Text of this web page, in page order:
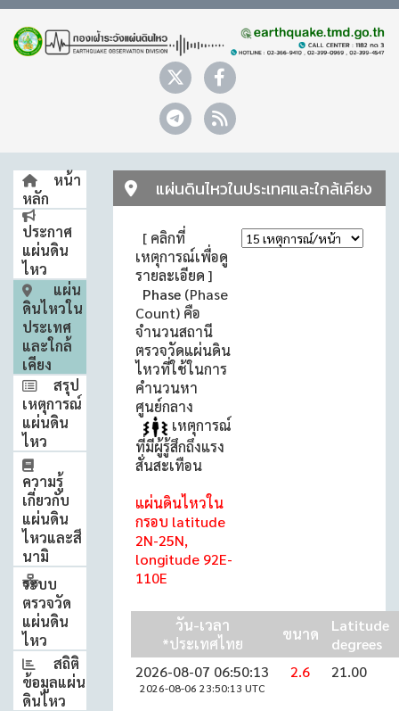
หน้า
หลัก
ประกาศ
แผ่นดิน
ไหว
แผ่น
ดินไหวใน
ประเทศ
และใกล้
เคียง
สรุป
เหตุการณ์
แผ่นดิน
ไหว
ความรู้
เกี่ยวกับ
แผ่นดิน
ไหวและสึ
นามิ
ระบบ
ตรวจวัด
แผ่นดิน
ไหว
สถิติ
ข้อมูลแผ่น
ดินไหว
แผ่นดินไหวในประเทศและใกล้เคียง
[ คลิกที่
เหตุการณ์เพื่อดู
รายละเอียด ]
Phase (Phase
Count) คือ
จำนวนสถานี
ตรวจวัดแผ่นดิน
ไหวที่ใช้ในการ
คำนวนหา
ศูนย์กลาง
เหตุการณ์
ที่มีผู้รู้สึกถึงแรง
สั่นสะเทือน
แผ่นดินไหวใน
กรอบ latitude
2N-25N,
longitude 92E-
110E
วัน-เวลา
*ประเทศไทย
ขนาด
Latitude
degrees
2026-08-07 06:50:13
2026-08-06 23:50:13 UTC
2.6 21.00